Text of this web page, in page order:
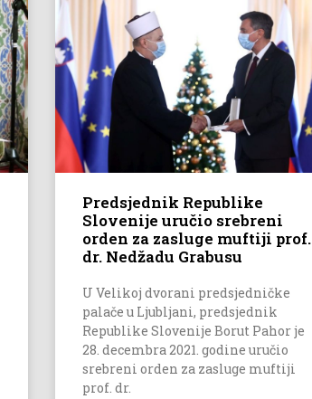
Predsjednik Republike
Slovenije uručio srebreni
orden za zasluge muftiji prof.
dr. Nedžadu Grabusu
U Velikoj dvorani predsjedničke
palače u Ljubljani, predsjednik
Republike Slovenije Borut Pahor je
28. decembra 2021. godine uručio
srebreni orden za zasluge muftiji
prof. dr.